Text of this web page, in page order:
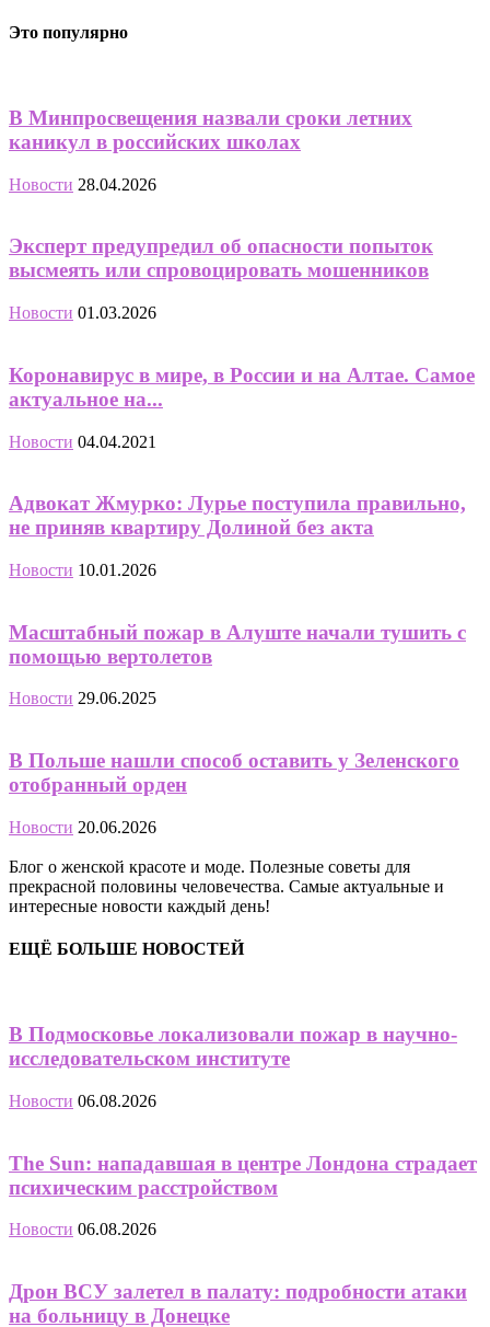
Это популярно
В Минпросвещения назвали сроки летних
каникул в российских школах
Новости 28.04.2026
Эксперт предупредил об опасности попыток
высмеять или спровоцировать мошенников
Новости 01.03.2026
Коронавирус в мире, в России и на Алтае. Самое
актуальное на...
Новости 04.04.2021
Адвокат Жмурко: Лурье поступила правильно,
не приняв квартиру Долиной без акта
Новости 10.01.2026
Масштабный пожар в Алуште начали тушить с
помощью вертолетов
Новости 29.06.2025
В Польше нашли способ оставить у Зеленского
отобранный орден
Новости 20.06.2026
Блог о женской красоте и моде. Полезные советы для
прекрасной половины человечества. Самые актуальные и
интересные новости каждый день!
ЕЩЁ БОЛЬШЕ НОВОСТЕЙ
В Подмосковье локализовали пожар в научно-
исследовательском институте
Новости 06.08.2026
The Sun: нападавшая в центре Лондона страдает
психическим расстройством
Новости 06.08.2026
Дрон ВСУ залетел в палату: подробности атаки
на больницу в Донецке